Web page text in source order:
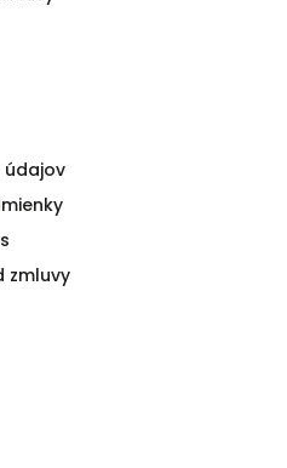
údajov
zmluvy